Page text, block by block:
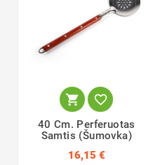
 
40 Cm. Perferuotas
Samtis (šumovka)
16,15 €